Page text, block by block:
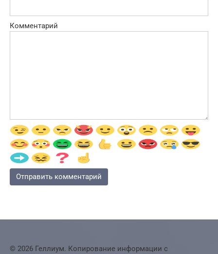
Комментарий
© 2026 Геллиум. Копирование информации с